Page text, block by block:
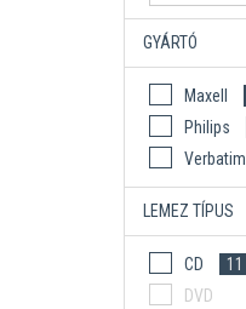
GYÁRTÓ
Maxell
Philips
Verbatim
LEMEZ TÍPUS
CD
11
DVD